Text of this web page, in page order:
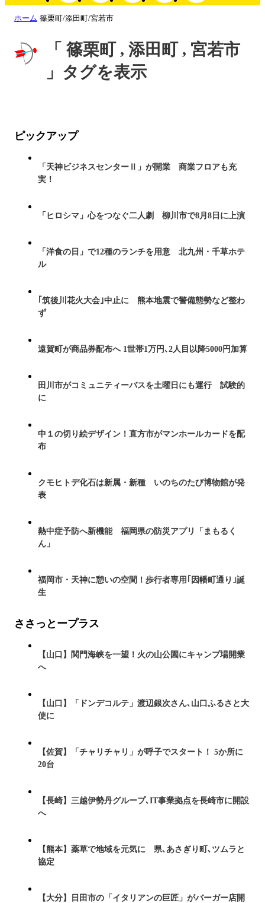
ホーム 篠栗町/添田町/宮若市
「 篠栗町 , 添田町 , 宮若市
」タグを表示
ピックアップ
「天神ビジネスセンターⅡ」が開業 商業フロアも充
実！
「ヒロシマ」心をつなぐ二人劇 柳川市で8月8日に上演
「洋食の日」で12種のランチを用意 北九州・千草ホテ
ル
｢筑後川花火大会｣中止に 熊本地震で警備態勢など整わ
ず
遠賀町が商品券配布へ 1世帯1万円､2人目以降5000円加算
田川市がコミュニティーバスを土曜日にも運行 試験的
に
中１の切り絵デザイン！直方市がマンホールカードを配
布
クモヒトデ化石は新属・新種 いのちのたび博物館が発
表
熱中症予防へ新機能 福岡県の防災アプリ「まもるく
ん」
福岡市・天神に憩いの空間！歩行者専用｢因幡町通り｣誕
生
ささっとープラス
【山口】関門海峡を一望！火の山公園にキャンプ場開業
へ
【山口】「ドンデコルテ」渡辺銀次さん､山口ふるさと大
使に
【佐賀】「チャリチャリ」が呼子でスタート！ 5か所に
20台
【長崎】三越伊勢丹グループ､IT事業拠点を長崎市に開設
へ
【熊本】薬草で地域を元気に 県､あさぎり町､ツムラと
協定
【大分】日田市の「イタリアンの巨匠」がバーガー店開